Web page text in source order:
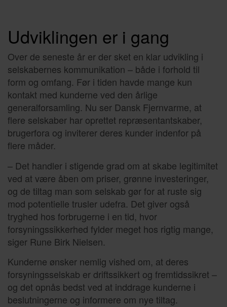
Udviklingen er i gang
Over de seneste år er der sket en klar udvikling i
selskabernes kommunikation – både i forhold til
form og omfang. Før i tiden havde mange kun
kontakt med kunderne ved den årlige
generalforsamling. Nu ser Dansk Fjernvarme, at
flere selskaber har oprettet repræsentantskaber,
brugerfora og inviterer deres kunder indenfor på
flere måder.
– Det handler i stigende grad om at skabe legitimitet
ved at være åben om priser, grønne investeringer,
og de tiltag man som selskab gør for at ruste sig
mod potentielle trusler udefra. Det giver også
tryghed hos forbrugerne i en tid, hvor
forsyningssikkerhed fylder meget hos rigtig mange,
siger Rune Birk Nielsen.
Kunderne ønsker nemlig vished om, at deres
forsyningsselskab er driftssikkert og fremtidssikret –
og det opnås bedst ved at inddrage kunderne i
beslutningerne og informere om nye tiltag.